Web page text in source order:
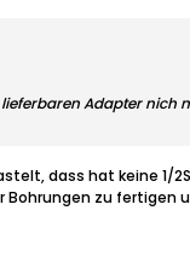
Adapter nich
dass hat keine
zu